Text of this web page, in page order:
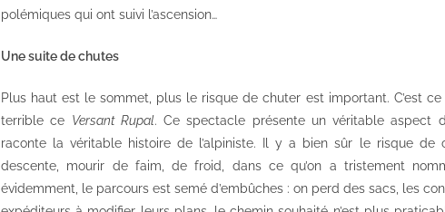
polémiques qui ont suivi l’ascension…
Une suite de chutes
Plus haut est le sommet, plus le risque de chuter est important. C’est
terrible ce Versant Rupal. Ce spectacle présente un véritable aspect
raconte la véritable histoire de l’alpiniste. Il y a bien sûr le risque
descente, mourir de faim, de froid, dans ce qu’on a tristement
évidemment, le parcours est semé d’embûches : on perd des sacs, les